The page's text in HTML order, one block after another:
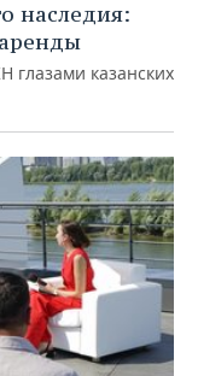
наследия:
глазами казанских